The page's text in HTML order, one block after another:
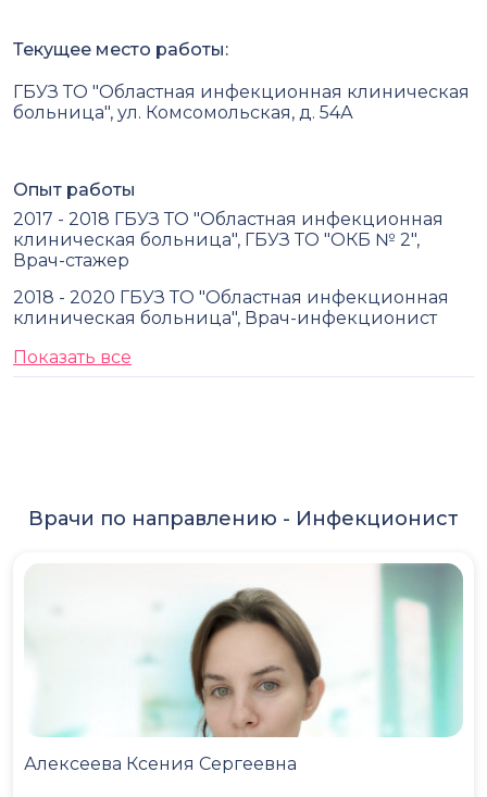
Текущее место работы:
ГБУЗ ТО "Областная инфекционная клиническая
больница", ул. Комсомольская, д. 54А
Опыт работы
2017 - 2018 ГБУЗ ТО "Областная инфекционная
клиническая больница", ГБУЗ ТО "ОКБ № 2",
Врач-стажер
2018 - 2020 ГБУЗ ТО "Областная инфекционная
клиническая больница", Врач-инфекционист
Показать все
Врачи по направлению - Инфекционист
Алексеева Ксения Сергеевна